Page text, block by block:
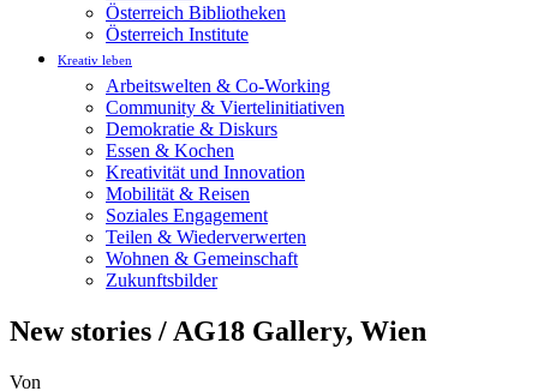
Österreich Bibliotheken
Österreich Institute
Kreativ leben
Arbeitswelten & Co-Working
Community & Viertelinitiativen
Demokratie & Diskurs
Essen & Kochen
Kreativität und Innovation
Mobilität & Reisen
Soziales Engagement
Teilen & Wiederverwerten
Wohnen & Gemeinschaft
Zukunftsbilder
New stories / AG18 Gallery, Wien
Von